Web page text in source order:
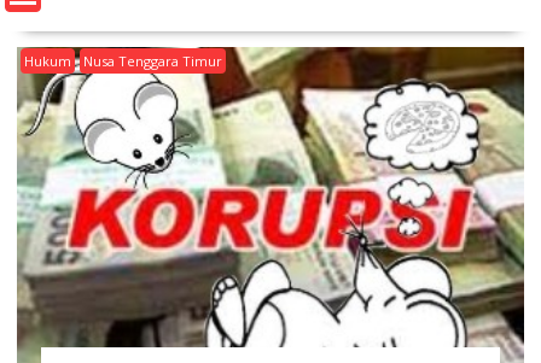
n
Hukum Nusa Tenggara Timur